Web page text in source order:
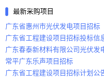
最新采购项目
广东省惠州市光伏发电项目招标
广东省工程建设项目招标投标信
录
广东春泰新材料有限公司光伏发
标
常平广东乐声项目招标
广东省工程建设项目招标计划公